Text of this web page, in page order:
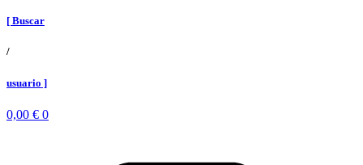
[ Buscar
/
usuario ]
0,00 € 0